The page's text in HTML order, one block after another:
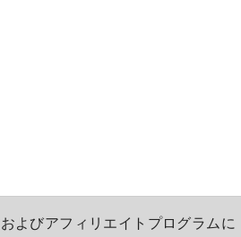
よびアフィリエイトプログラムに